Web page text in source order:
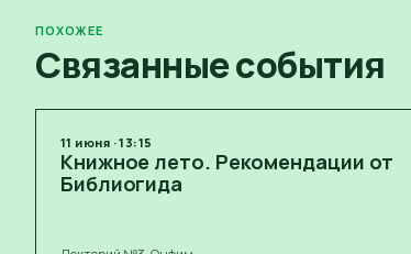
ПОХОЖЕЕ
Связанные события
11 июня ·13:15
Книжное лето. Рекомендации от
Библиогида